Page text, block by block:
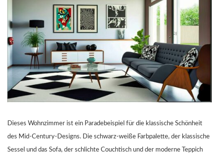
Dieses Wohnzimmer ist ein Paradebeispiel für die klassische Schönheit
des Mid-Century-Designs. Die schwarz-weiße Farbpalette, der klassische
Sessel und das Sofa, der schlichte Couchtisch und der moderne Teppich